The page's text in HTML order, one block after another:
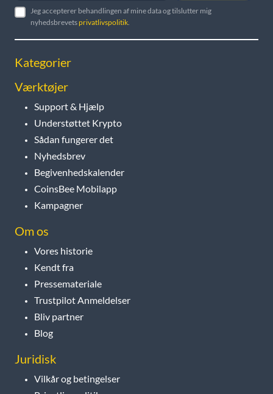
Jeg accepterer behandlingen af mine data og tilslutter mig
nyhedsbrevetsprivatlivspolitik
Kategorier
Værktøjer
Support & Hjælp
Understøttet Krypto
Sådan fungerer det
Nyhedsbrev
Begivenhedskalender
CoinsBee Mobilapp
Kampagner
Om os
Vores historie
Kendt fra
Pressemateriale
Trustpilot Anmeldelser
Bliv partner
Blog
Juridisk
Vilkår og betingelser